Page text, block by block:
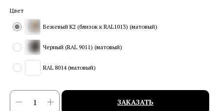
Цвет
Бежевый K2 (близок к RAL1013) (матовый)
Черный (RAL 9011) (матовый)
RAL 8014 (матовый)
ЗАКАЗАТЬ